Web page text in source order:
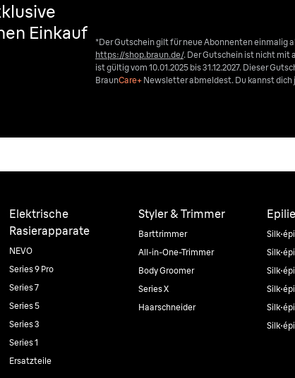
Einkauf
*Der Gutschein gilt für neue Abonnenten einmalig
https://shop.braun.de/. Der Gutschein ist nicht mit
ist gültig vom 10.01.2025 bis 31.12.2027. Dieser
BraunCare+ Newsletter abmeldest. Du kannst dich
Elektrische
Rasierapparate
NEVO
Series 9 Pro
Series 7
Series 5
Series 3
Series 1
Ersatzteile
Styler & Trimmer
Barttrimmer
All-in-One-Trimmer
Body Groomer
Series X
Haarschneider